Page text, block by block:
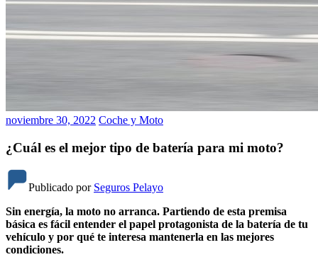
noviembre 30, 2022 Coche y Moto
¿Cuál es el mejor tipo de batería para mi moto?
Publicado por Seguros Pelayo
Sin energía, la moto no arranca. Partiendo de esta premisa
básica es fácil entender el papel protagonista de la batería de tu
vehículo y por qué te interesa mantenerla en las mejores
condiciones.